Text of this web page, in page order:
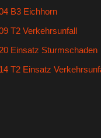
B3 Eichhorn
T2 Verkehrsunfall
Einsatz Sturmschaden
T2 Einsatz